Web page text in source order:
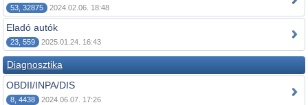
53, 32875 2024.02.06. 18:48
Eladó autók
23, 559 2025.01.24. 16:43
Diagnosztika
OBDII/INPA/DIS
8, 4438 2024.06.07. 17:26